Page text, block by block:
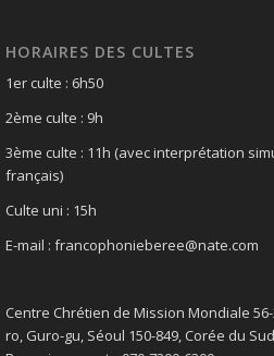
HORAIRES DES CULTES
1er culte : 6h50
2ème culte : 9h
3ème culte : 11h (avec interprétation
français)
Culte uni : 15h
E-mail : francophonieberee@nate.com
Centre Chrétien de Mission Mondiale
ro, Guro-gu, Séoul 150-849, Corée du Sud